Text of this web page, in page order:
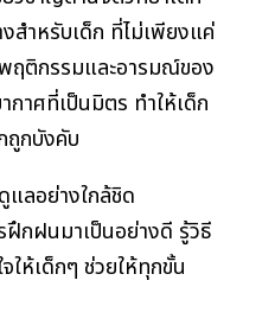
สำหรับเด็ก ที่ไม่เพียงแค่
ฤติกรรมและอารมณ์ของ
กาศที่เป็นมิตร ทำให้เด็ก
ถูกบังคับ
ลอย่างใกล้ชิด
ฝึกฝนมาเป็นอย่างดี รู้วิธี
ให้เด็กๆ ช่วยให้ทุกขั้น